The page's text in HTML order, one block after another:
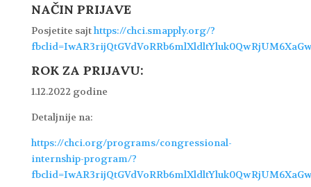
NAČIN PRIJAVE
Posjetite sajthttps://chci.smapply.org/?
ROK ZA PRIJAVU:
1.12.2022 godine
Detaljnije na:
https://chci.org/programs/congressional-
internship-program/?